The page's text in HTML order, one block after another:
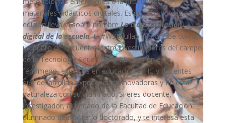
materiales didácticos digitales. Es por ello que esta
edición lleva el sobre nombreLa transformación
digital de la escuela.El #W3Edullab se concibe como
un punto de encuentro entre investigadores del campo
de la Tecnología Educativa centrados en este
fenómeno, expertos en educación y TIC y docentes
que desarrollan experiencias innovadoras y de esta
naturaleza con su alumnado. Si eres docente,
investigador, alumnado de la Facultad de Educación,
alumnado de máster o doctorado, y te interesa esta